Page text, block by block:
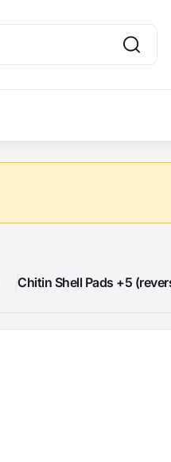
Chitin Shell Pads +5